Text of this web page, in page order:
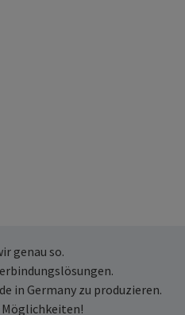
genau so.
in Germany zu produzieren.